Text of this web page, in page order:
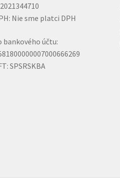
Nie sme platci DPH
bankového účtu:
SPSRSKBA